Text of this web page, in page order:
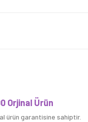
Orjinal Ürün
ürün garantisine sahiptir.